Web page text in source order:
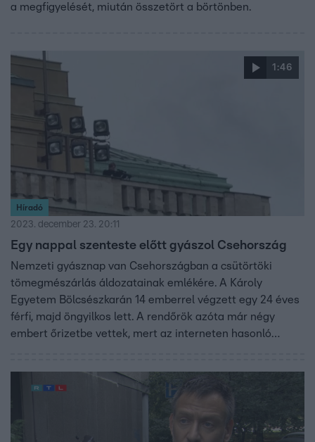
a megfigyelését, miután összetört a börtönben.
1:46
Híradó
2023. december 23. 20:11
Egy nappal szenteste előtt gyászol Csehország
Nemzeti gyásznap van Csehországban a csütörtöki
tömegmészárlás áldozatainak emlékére. A Károly
Egyetem Bölcsészkarán 14 emberrel végzett egy 24 éves
férfi, majd öngyilkos lett. A rendőrök azóta már négy
embert őrizetbe vettek, mert az interneten hasonló